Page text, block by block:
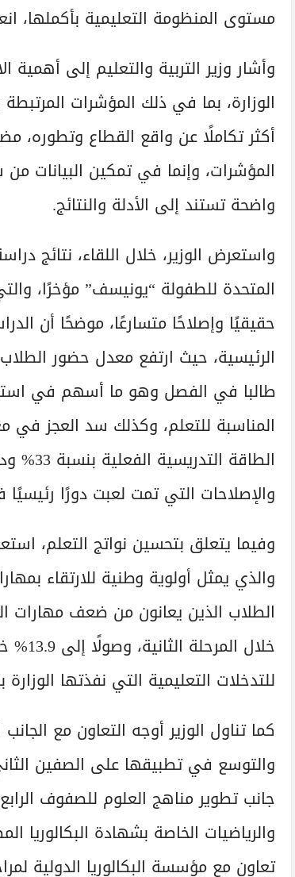
مستوى المنظومة التعليمية بأكملها،
وأشار وزير التربية والتعليم إلى
الوزارة، بما في ذلك المؤشرات
أكثر تكاملًا عن واقع القطاع
المؤشرات، وإنما في تمكين البيانات
واضحة تستند إلى الأدلة والنتائج.
واستعرض الوزير، خلال اللقاء، نتائج
المتحدة للطفولة “يونيسف” مؤخرًا،
حقيقيًا وإصلاحًا متسارعًا، موضحًا أن
طالبا في الفصل وهو ما أسهم في
المناسبة للتعلم، وكذلك سد العجز في
والإصلاحات التي تمت لعبت دورًا
وفيما يتعلق بتحسين نواتج التعلم،
والذي يمثل أولوية وطنية للارتقاء
خلال
للتدخلات التعليمية التي نفذتها
كما تناول الوزير أوجه التعاون مع
والتوسع في تطبيقها على الصفين الثاني
جانب تطوير مناهج العلوم للصفوف
والرياضيات الخاصة بشهادة البكالوريا
تعاون مع مؤسسة البكالوريا الدولية